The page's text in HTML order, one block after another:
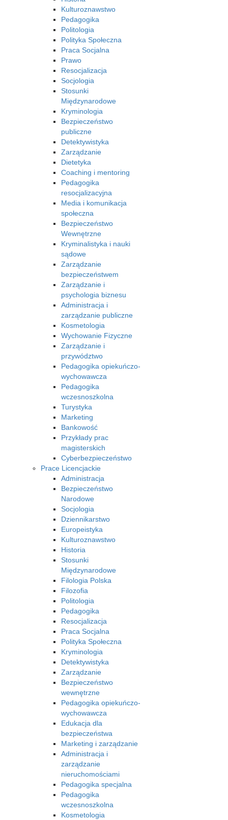
Kulturoznawstwo
Pedagogika
Politologia
Polityka Społeczna
Praca Socjalna
Prawo
Resocjalizacja
Socjologia
Stosunki
Międzynarodowe
Kryminologia
Bezpieczeństwo
publiczne
Detektywistyka
Zarządzanie
Dietetyka
Coaching i mentoring
Pedagogika
resocjalizacyjna
Media i komunikacja
społeczna
Bezpieczeństwo
Wewnętrzne
Kryminalistyka i nauki
sądowe
Zarządzanie
bezpieczeństwem
Zarządzanie i
psychologia biznesu
Administracja i
zarządzanie publiczne
Kosmetologia
Wychowanie Fizyczne
Zarządzanie i
przywództwo
Pedagogika opiekuńczo-
wychowawcza
Pedagogika
wczesnoszkolna
Turystyka
Marketing
Bankowość
Przykłady prac
magisterskich
Cyberbezpieczeństwo
Prace Licencjackie
Administracja
Bezpieczeństwo
Narodowe
Socjologia
Dziennikarstwo
Europeistyka
Kulturoznawstwo
Historia
Stosunki
Międzynarodowe
Filologia Polska
Filozofia
Politologia
Pedagogika
Resocjalizacja
Praca Socjalna
Polityka Społeczna
Kryminologia
Detektywistyka
Zarządzanie
Bezpieczeństwo
wewnętrzne
Pedagogika opiekuńczo-
wychowawcza
Edukacja dla
bezpieczeństwa
Marketing i zarządzanie
Administracja i
zarządzanie
nieruchomościami
Pedagogika specjalna
Pedagogika
wczesnoszkolna
Kosmetologia